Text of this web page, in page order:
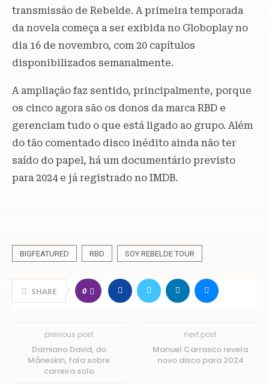
transmissão de Rebelde. A primeira temporada
da novela começa a ser exibida no Globoplay no
dia 16 de novembro, com 20 capítulos
disponibilizados semanalmente.
A ampliação faz sentido, principalmente, porque
os cinco agora são os donos da marca RBD e
gerenciam tudo o que está ligado ao grupo. Além
do tão comentado disco inédito ainda não ter
saído do papel, há um documentário previsto
para 2024 e já registrado no IMDB.
BIGFEATURED RBD SOY REBELDE TOUR
SHARE 0
previous post
Damiano David, do
Måneskin, fala sobre
carreira solo
next post
Manuel Carrasco revela
novo disco para 2024